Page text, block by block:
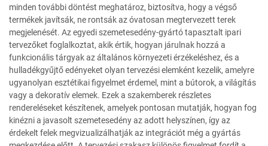
minden további döntést meghatároz, biztosítva, hogy a végső
termékek javítsák, ne rontsák az óvatosan megtervezett terek
megjelenését. Az egyedi szemetesedény-gyártó tapasztalt ipari
tervezőket foglalkoztat, akik értik, hogyan járulnak hozzá a
funkcionális tárgyak az általános környezeti érzékeléshez, és a
hulladékgyűjtő edényeket olyan tervezési elemként kezelik, amelyre
ugyanolyan esztétikai figyelmet érdemel, mint a bútorok, a világítás
vagy a dekoratív elemek. Ezek a szakemberek részletes
rendereléseket készítenek, amelyek pontosan mutatják, hogyan fog
kinézni a javasolt szemetesedény az adott helyszínen, így az
érdekelt felek megvizualizálhatják az integrációt még a gyártás